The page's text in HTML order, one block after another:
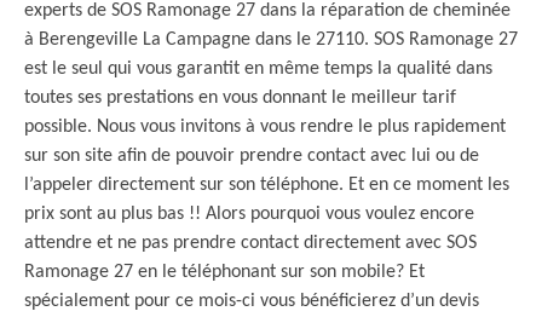
experts de SOS Ramonage 27 dans la réparation de cheminée
à Berengeville La Campagne dans le 27110. SOS Ramonage 27
est le seul qui vous garantit en même temps la qualité dans
toutes ses prestations en vous donnant le meilleur tarif
possible. Nous vous invitons à vous rendre le plus rapidement
sur son site afin de pouvoir prendre contact avec lui ou de
l’appeler directement sur son téléphone. Et en ce moment les
prix sont au plus bas !! Alors pourquoi vous voulez encore
attendre et ne pas prendre contact directement avec SOS
Ramonage 27 en le téléphonant sur son mobile? Et
spécialement pour ce mois-ci vous bénéficierez d’un devis